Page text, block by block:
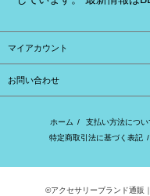
マイアカウント
お問い合わせ
ホーム / 支払い方法につい
特定商取引法に基づく表記 /
©アクセサリーブランド通販